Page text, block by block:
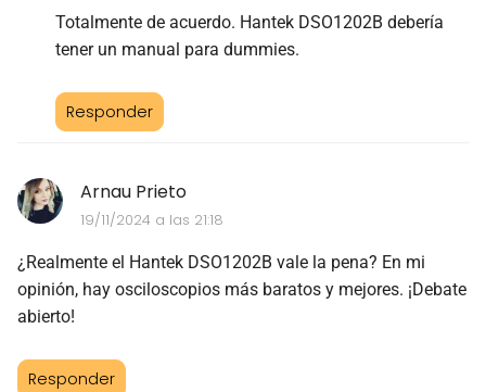
Totalmente de acuerdo. Hantek DSO1202B debería
tener un manual para dummies.
Responder
Arnau Prieto
19/11/2024 a las 21:18
¿Realmente el Hantek DSO1202B vale la pena? En mi
opinión, hay osciloscopios más baratos y mejores. ¡Debate
abierto!
Responder